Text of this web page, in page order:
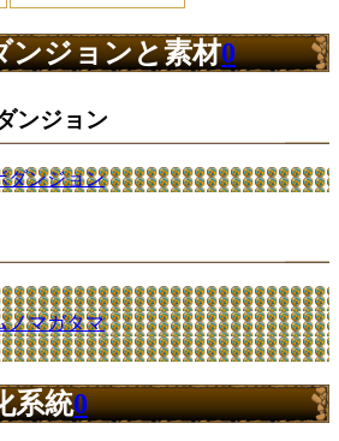
ンジョンと素材0
ンジョン
ダンジョン
ノマガタマ
系統0